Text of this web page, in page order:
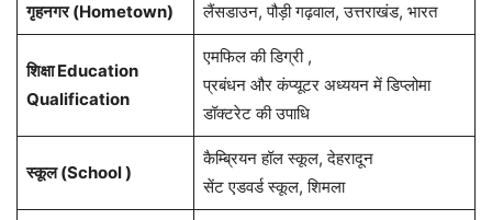
गृहनगर (Hometown) लैंसडाउन, पौड़ी गढ़वाल, उत्तराखंड, भारत
शिक्षा Education
Qualification
एमफिल की डिग्री ,
प्रबंधन और कंप्यूटर अध्ययन में डिप्लोमा
डॉक्टरेट की उपाधि
स्कूल (School )
कैम्ब्रियन हॉल स्कूल, देहरादून
सेंट एडवर्ड स्कूल, शिमला